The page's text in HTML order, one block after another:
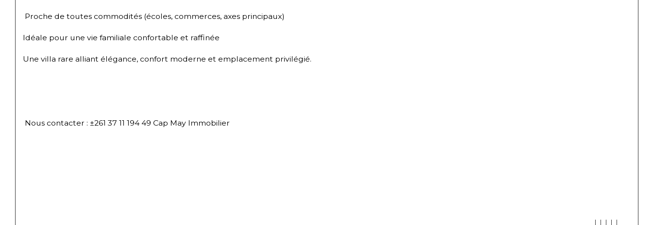
Proche de toutes commodités (écoles, commerces, axes principaux)
Idéale pour une vie familiale confortable et raffinée
Une villa rare alliant élégance, confort moderne et emplacement privilégié.
Nous contacter : ±261 37 11 194 49 Cap May Immobilier